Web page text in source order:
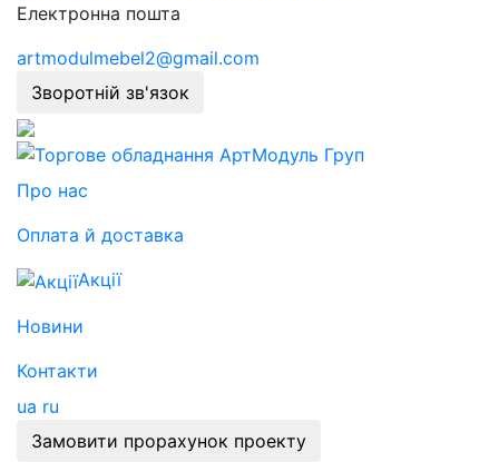
Електронна пошта
artmodulmebel2@gmail.com
Зворотній зв'язок
Про нас
Оплата й доставка
Акції
Новини
Контакти
ua ru
Замовити прорахунок проекту